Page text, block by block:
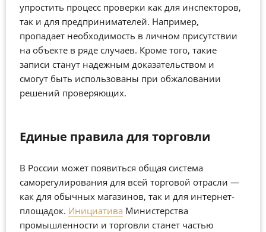
упростить процесс проверки как для инспекторов,
так и для предпринимателей. Например,
пропадает необходимость в личном присутствии
на объекте в ряде случаев. Кроме того, такие
записи станут надежным доказательством и
смогут быть использованы при обжаловании
решений проверяющих.
Единые правила для торговли
В России может появиться общая система
саморегулирования для всей торговой отрасли —
как для обычных магазинов, так и для интернет-
площадок. Инициатива Министерства
промышленности и торговли станет частью